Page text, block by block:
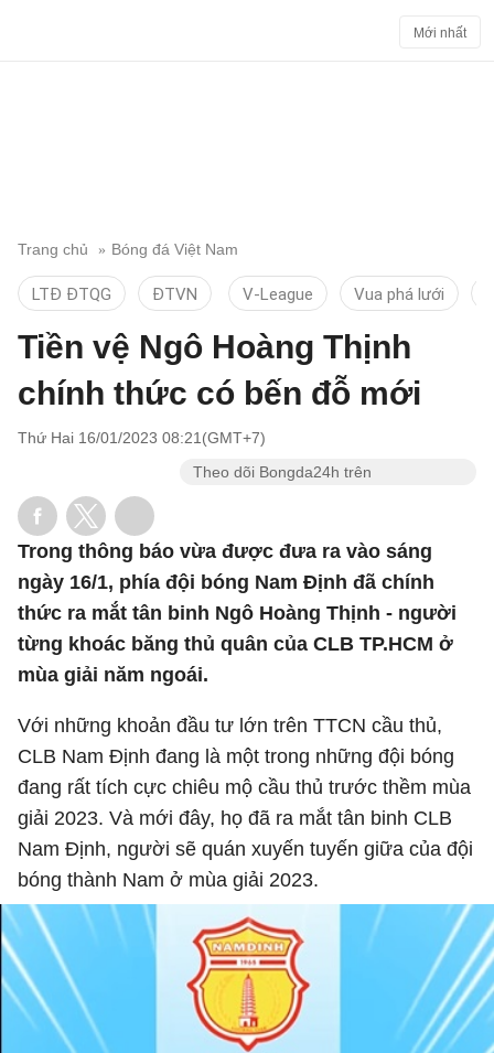
Mới nhất
Trang chủ Bóng đá Việt Nam
LTĐ ĐTQG ĐTVN V-League Vua phá lưới
Tiền vệ Ngô Hoàng Thịnh
chính thức có bến đỗ mới
Thứ Hai 16/01/2023 08:21(GMT+7)
Theo dõi Bongda24h trên
Trong thông báo vừa được đưa ra vào sáng
ngày 16/1, phía đội bóng Nam Định đã chính
thức ra mắt tân binh Ngô Hoàng Thịnh - người
từng khoác băng thủ quân của CLB TP.HCM ở
mùa giải năm ngoái.
Với những khoản đầu tư lớn trên TTCN cầu thủ,
CLB Nam Định đang là một trong những đội bóng
đang rất tích cực chiêu mộ cầu thủ trước thềm mùa
giải 2023. Và mới đây, họ đã ra mắt tân binh CLB
Nam Định, người sẽ quán xuyến tuyến giữa của đội
bóng thành Nam ở mùa giải 2023.